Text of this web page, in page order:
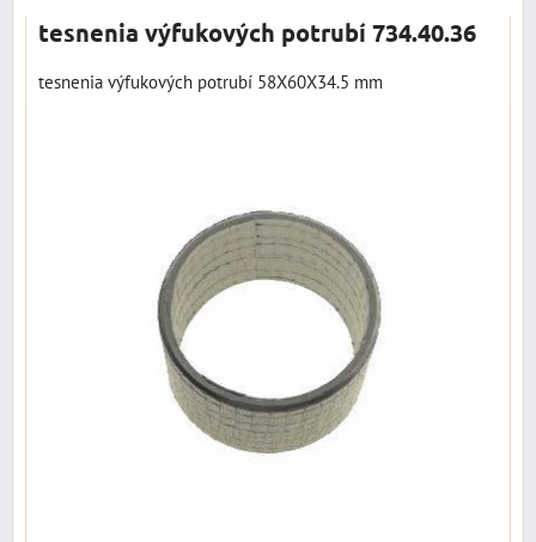
tesnenia výfukových potrubí 734.40.36
tesnenia výfukových potrubí 58X60X34.5 mm